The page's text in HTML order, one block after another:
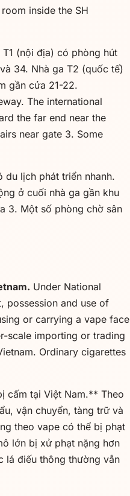
inside the SH
(nội địa) có phòng hút
34. Nhà ga T2 (quốc tế)
gần cửa 21-22.
The international
the far end near the
near gate 3. Some
du lịch phát triển nhanh.
ở cuối nhà ga gần khu
3. Một số phòng chờ sân
Under National
possession and use of
or carrying a vape face
scale importing or trading
Ordinary cigarettes
cấm tại Việt Nam.** Theo
vận chuyển, tàng trữ và
theo vape có thể bị phạt
lớn bị xử phạt nặng hơn
lá điếu thông thường vẫn